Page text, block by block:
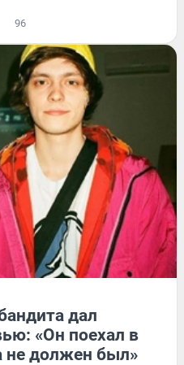
96
дал
«Он поехал в
не должен был»